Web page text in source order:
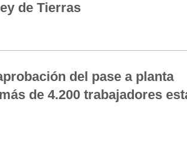
de Tierras
del pase a planta
de 4.200 trabajadores